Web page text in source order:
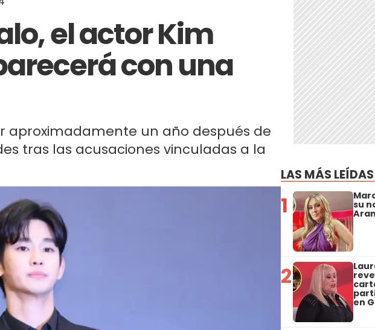
el actor Kim
con una
aproximadamente un año después de
tras las acusaciones vinculadas a la
LAS MÁS LEÍDAS
1 su
2
en